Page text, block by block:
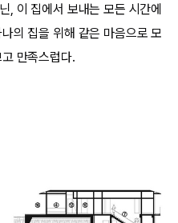
, 이 집에서 보내는 모든 시간에
의 집을 위해 같은 마음으로 모
만족스럽다.